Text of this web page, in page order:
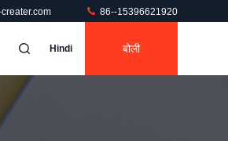
86--15396621920
Hindi बोली